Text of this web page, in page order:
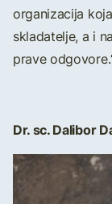
organizacija
skladatelje, a i
prave
Dr. sc. Dalibor